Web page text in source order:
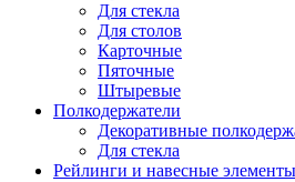
Для стекла
Для столов
Карточные
Пяточные
Штыревые
Полкодержатели
Декоративные
Для стекла
Рейлинги и навесные элементы